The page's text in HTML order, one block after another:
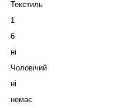
Текстиль
1
6
ні
Чоловічий
ні
немає